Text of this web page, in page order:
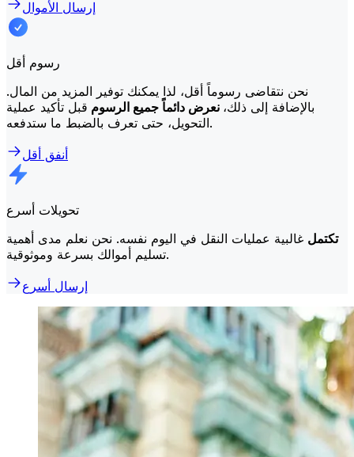
إرسال الأموال
رسوم أقل
نحن نتقاضى رسوماً أقل، لذا يمكنك توفير المزيد من المال.
بالإضافة إلى ذلك، نعرض دائماً جميع الرسوم قبل تأكيد عملية
التحويل، حتى تعرف بالضبط ما ستدفعه.
أنفق أقل
تحويلات أسرع
تكتمل غالبية عمليات النقل في اليوم نفسه. نحن نعلم مدى أهمية
تسليم أموالك بسرعة وموثوقية.
إرسال أسرع